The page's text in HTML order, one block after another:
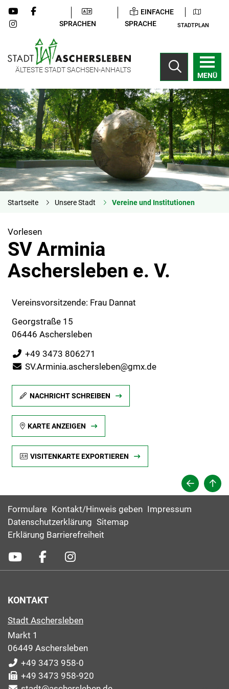
SPRACHEN
EINFACHE
SPRACHE
STADTPLAN
ÄLTESTE STADT SACHSEN-ANHALTS
MENÜ
Startseite Unsere Stadt Vereine und Institutionen
Vorlesen
SV Arminia
Aschersleben e. V.
Vereinsvorsitzende: Frau Dannat
Georgstraße 15
06446 Aschersleben
+49 3473 806271
SV.Arminia.aschersleben@gmx.de
NACHRICHT SCHREIBEN
KARTE ANZEIGEN
VISITENKARTE EXPORTIEREN
Formulare Kontakt/Hinweis geben Impressum
Datenschutzerklärung Sitemap
Erklärung Barrierefreiheit
KONTAKT
Stadt Aschersleben
Markt 1
06449 Aschersleben
+49 3473 958-0
+49 3473 958-920